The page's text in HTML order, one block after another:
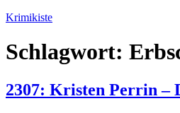
Zum
springen
Krimikiste
Schlagwort:
2307: Kristen Perrin –